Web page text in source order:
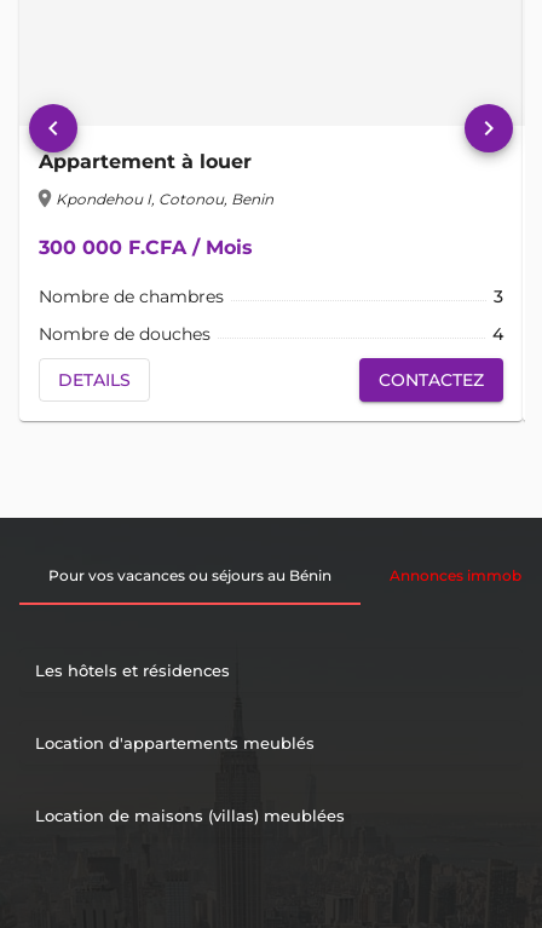
Appartement à louer
location_on Kpondehou I, Cotonou, Benin
300 000 F.CFA / Mois
Nombre de chambres
3
Nombre de douches
4
DETAILS CONTACTEZ
keyboard_arrow_left keyboard_arrow_right
Pour vos vacances ou séjours au Bénin Annonces
Les hôtels et résidences
Location d'appartements meublés
Location de maisons (villas) meublées